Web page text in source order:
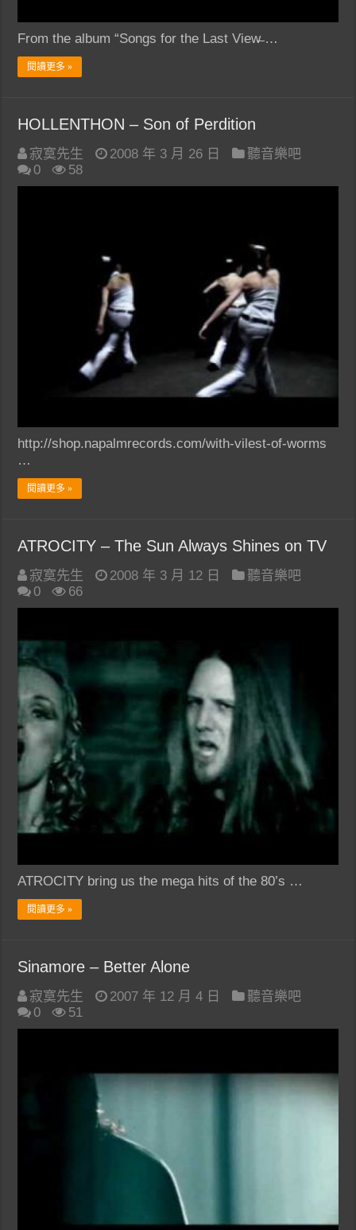
From the album “Songs for the Last View̶ …
閱讀更多 »
HOLLENTHON – Son of Perdition
寂寞先生 2008 年 3 月 26 日
聽音樂吧
0
58
http://shop.napalmrecords.com/with-vilest-of-worms
…
閱讀更多 »
ATROCITY – The Sun Always Shines on TV
寂寞先生 2008 年 3 月 12 日
聽音樂吧
0
66
ATROCITY bring us the mega hits of the 80’s …
閱讀更多 »
Sinamore – Better Alone
寂寞先生 2007 年 12 月 4 日
聽音樂吧
0
51